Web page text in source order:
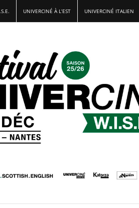
UNIVERCINÉ À L’EST UNIVERCINÉ ITALIEN